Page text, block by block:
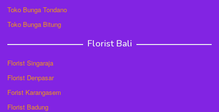
Toko Bunga Tondano
Toko Bunga Bitung
Florist Bali
Florist Singaraja
Florist Denpasar
Forist Karangasem
Florist Badung